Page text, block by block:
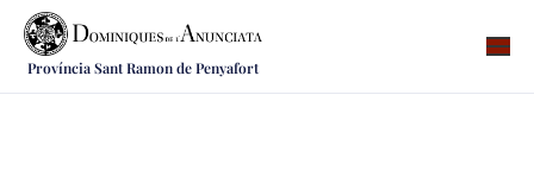
Província Sant Ramon de Penyafort
Qui som